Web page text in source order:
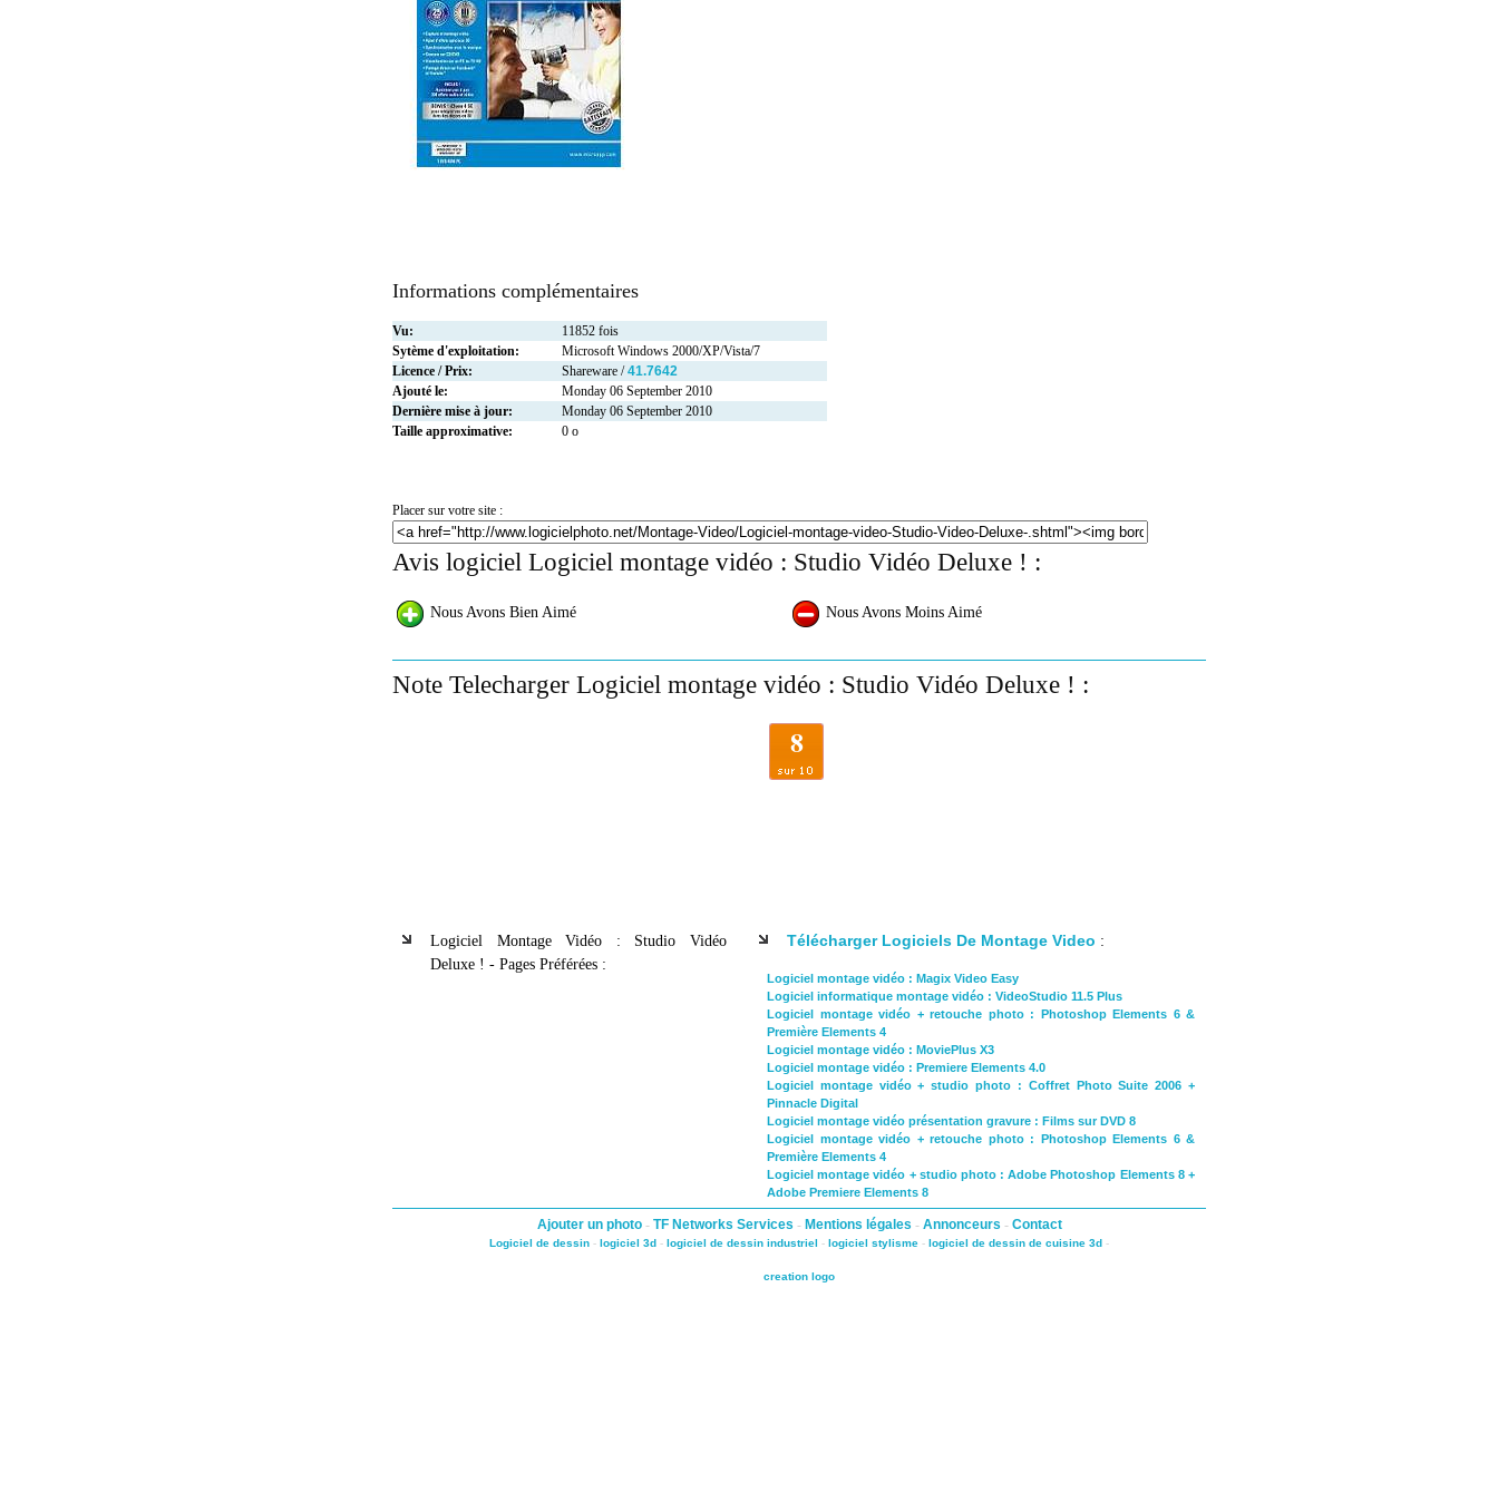
Informations complémentaires
Vu:
11852 fois
Sytème d'exploitation:
Microsoft Windows 2000/XP/Vista/7
Licence / Prix:
Shareware /41.7642
Ajouté le:
Monday 06 September 2010
Dernière mise à jour:
Monday 06 September 2010
Taille approximative:
0 o
Placer sur votre site :
Avis logiciel Logiciel montage vidéo : Studio Vidéo Deluxe ! :
Nous Avons Bien Aimé Nous Avons Moins Aimé
Note Telecharger Logiciel montage vidéo : Studio Vidéo Deluxe ! :
8
Logiciel Montage Vidéo : Studio Vidéo
Deluxe ! - Pages Préférées :
Télécharger Logiciels De Montage Video :
Logiciel montage vidéo : Magix Video Easy
Logiciel informatique montage vidéo : VideoStudio 11.5 Plus
Logiciel montage vidéo + retouche photo : Photoshop Elements 6 &
Première Elements 4
Logiciel montage vidéo : MoviePlus X3
Logiciel montage vidéo : Premiere Elements 4.0
Logiciel montage vidéo + studio photo : Coffret Photo Suite 2006 +
Pinnacle Digital
Logiciel montage vidéo présentation gravure : Films sur DVD 8
Logiciel montage vidéo + retouche photo : Photoshop Elements 6 &
Première Elements 4
Logiciel montage vidéo + studio photo : Adobe Photoshop Elements 8 +
Adobe Premiere Elements 8
Ajouter un photo - TF Networks Services - Mentions légales - Annonceurs - Contact
Logiciel de dessin - logiciel 3d - logiciel de dessin industriel - logiciel stylisme - logiciel de dessin de cuisine 3d -
creation logo